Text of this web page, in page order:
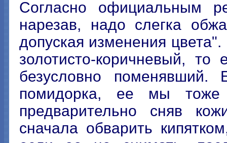
Согласно официальным
нарезав, надо слегка
допуская изменения
золотисто-коричневый,
безусловно
помидорка, ее мы
предварительно сняв
сначала обварить